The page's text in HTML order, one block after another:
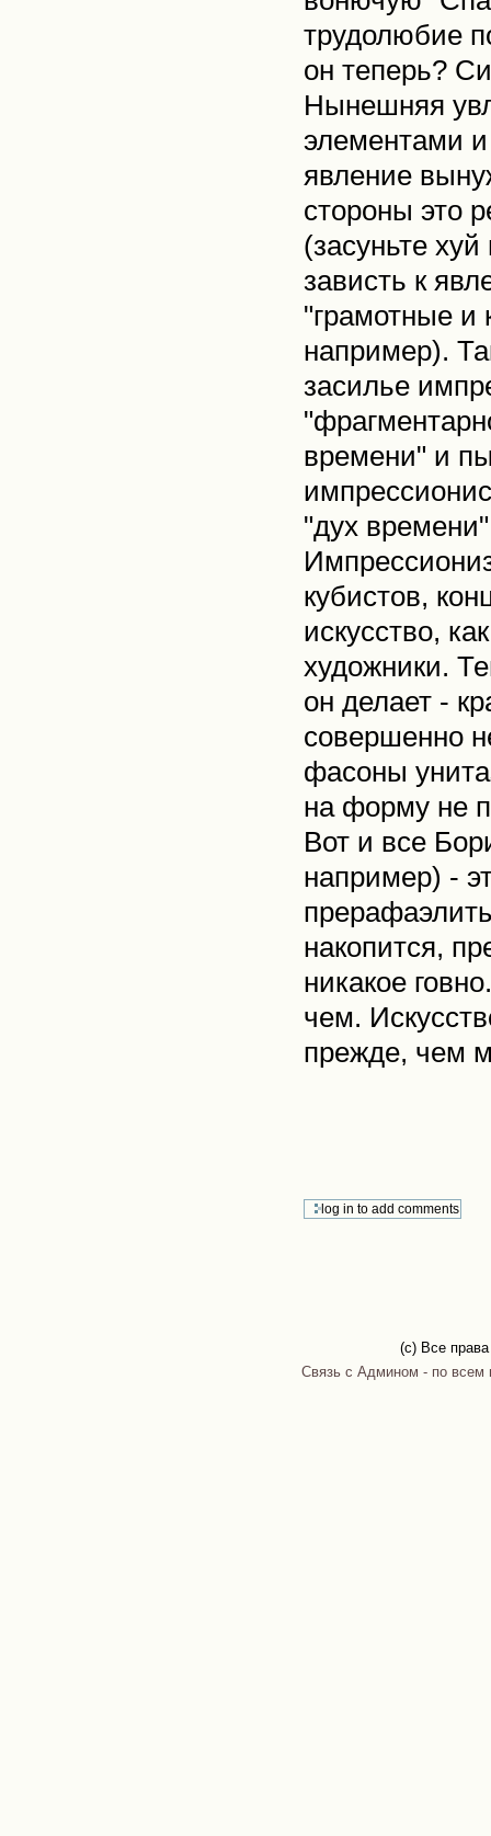
трудолюбие
он теперь?
Нынешняя
элементами
явление
стороны это
(засуньте
зависть к
"грамотные и
например).
засилье
времени" и
"дух
кубистов,
искусство,
художники.
он делает -
совершенно
фасоны
на форму не
Вот и все
например) -
накопится,
никакое
чем.
прежде, чем
(c) Все
Связь с Админом - по всем